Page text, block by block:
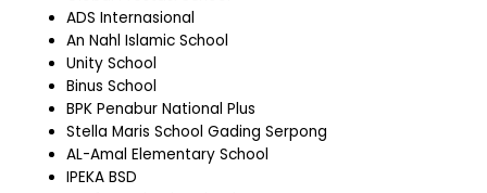
ADS Internasional
An Nahl Islamic School
Unity School
Binus School
BPK Penabur National Plus
Stella Maris School Gading Serpong
AL-Amal Elementary School
IPEKA BSD